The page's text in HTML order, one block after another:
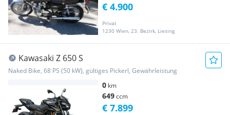
Privat
1230 Wien, 23. Bezirk, Liesing
€ 4.900
Kawasaki Z 650 S
Naked Bike, 68 PS (50 kW), gültiges Pickerl, Gewährleistung
0 km
649ccm
€ 7.899